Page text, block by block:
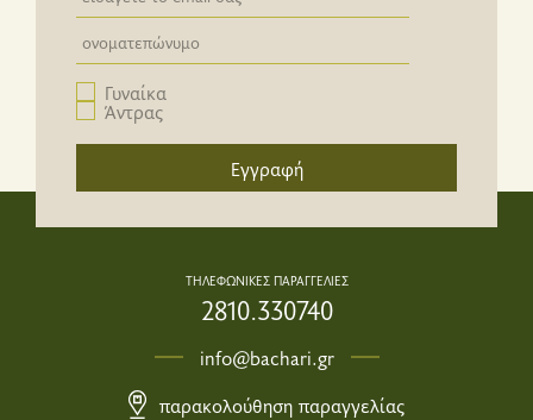
Newsletter email input field
Γυναίκα
Άντρας
Εγγραφή
ΤΗΛΕΦΩΝΙΚΕΣ ΠΑΡΑΓΓΕΛΙΕΣ
2810.330740
info@bachari.gr
παρακολούθηση παραγγελίας